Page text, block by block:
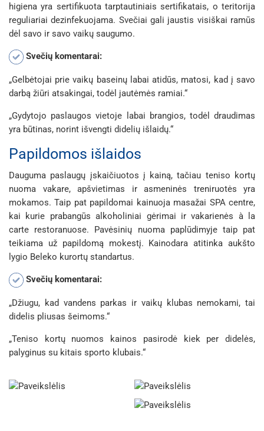
higiena yra sertifikuota tarptautiniais sertifikatais, o teritorija
reguliariai dezinfekuojama. Svečiai gali jaustis visiškai ramūs
dėl savo ir savo vaikų saugumo.
Svečių komentarai:
„Gelbėtojai prie vaikų baseinų labai atidūs, matosi, kad į savo
darbą žiūri atsakingai, todėl jautėmės ramiai.“
„Gydytojo paslaugos vietoje labai brangios, todėl draudimas
yra būtinas, norint išvengti didelių išlaidų.“
Papildomos išlaidos
Dauguma paslaugų įskaičiuotos į kainą, tačiau teniso kortų
nuoma vakare, apšvietimas ir asmeninės treniruotės yra
mokamos. Taip pat papildomai kainuoja masažai SPA centre,
kai kurie prabangūs alkoholiniai gėrimai ir vakarienės à la
carte restoranuose. Pavėsinių nuoma paplūdimyje taip pat
teikiama už papildomą mokestį. Kainodara atitinka aukšto
lygio Beleko kurortų standartus.
Svečių komentarai:
„Džiugu, kad vandens parkas ir vaikų klubas nemokami, tai
didelis pliusas šeimoms.“
„Teniso kortų nuomos kainos pasirodė kiek per didelės,
palyginus su kitais sporto klubais.“